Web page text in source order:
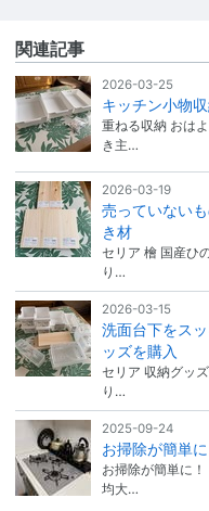
関連記事
2026-03-25
キッチン小物
重ねる収納 おは
き主…
2026-03-19
売っていない
き材
セリア 檜 国産ひ
り…
2026-03-15
洗面台下をス
ッズを購入
セリア 収納グッ
り…
2025-09-24
お掃除が簡単に
お掃除が簡単に
均大…